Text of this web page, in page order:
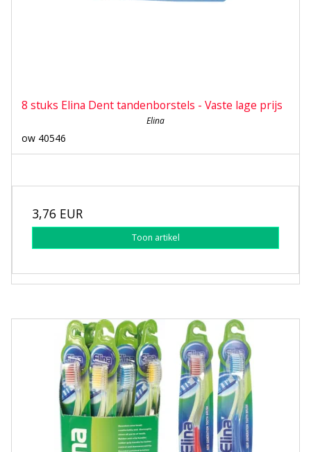
8 stuks Elina Dent tandenborstels - Vaste lage prijs
Elina
ow 40546
3,76 EUR
Toon artikel